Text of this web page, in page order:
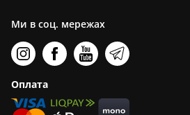
Ми в соц. мережах
Оплата